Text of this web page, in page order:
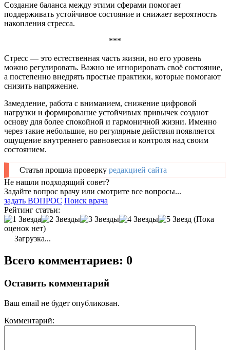
Создание баланса между этими сферами помогает
поддерживать устойчивое состояние и снижает вероятность
накопления стресса.
***
Стресс — это естественная часть жизни, но его уровень
можно регулировать. Важно не игнорировать своё состояние,
а постепенно внедрять простые практики, которые помогают
снизить напряжение.
Замедление, работа с вниманием, снижение цифровой
нагрузки и формирование устойчивых привычек создают
основу для более спокойной и гармоничной жизни. Именно
через такие небольшие, но регулярные действия появляется
ощущение внутреннего равновесия и контроля над своим
состоянием.
Статья прошла проверку редакцией сайта
Не нашли подходящий совет?
Задайте вопрос врачу или смотрите все вопросы...
задать ВОПРОС Поиск врача
Рейтинг статьи:
(Пока
оценок нет)
Загрузка...
Всего комментариев: 0
Оставить комментарий
Ваш email не будет опубликован.
Комментарий: